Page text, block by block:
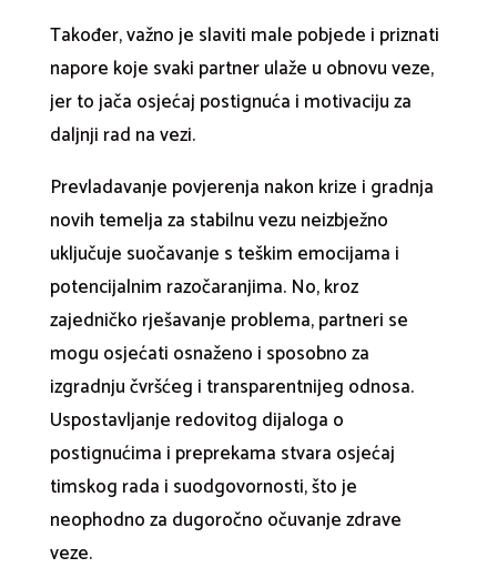
Također, važno je slaviti male pobjede i priznati
napore koje svaki partner ulaže u obnovu veze,
jer to jača osjećaj postignuća i motivaciju za
daljnji rad na vezi.
Prevladavanje povjerenja nakon krize i gradnja
novih temelja za stabilnu vezu neizbježno
uključuje suočavanje s teškim emocijama i
potencijalnim razočaranjima. No, kroz
zajedničko rješavanje problema, partneri se
mogu osjećati osnaženo i sposobno za
izgradnju čvršćeg i transparentnijeg odnosa.
Uspostavljanje redovitog dijaloga o
postignućima i preprekama stvara osjećaj
timskog rada i suodgovornosti, što je
neophodno za dugoročno očuvanje zdrave
veze.